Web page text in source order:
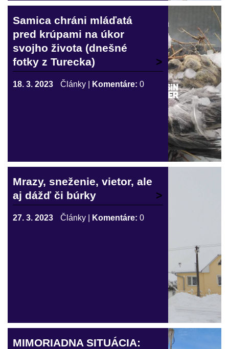
Samica chráni mláďatá
pred krúpami na úkor
svojho života (dnešné
fotky z Turecka)
18. 3. 2023 Články Komentáre: 0
Mrazy, sneženie, vietor, ale
aj dážď či búrky
27. 3. 2023 Články Komentáre: 0
MIMORIADNA SITUÁCIA: